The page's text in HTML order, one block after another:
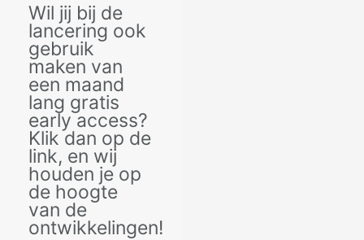
Wil jij bij de
lancering ook
gebruik
maken van
een maand
lang gratis
early access?
Klik dan op de
link, en wij
houden je op
de hoogte
van de
ontwikkelingen!